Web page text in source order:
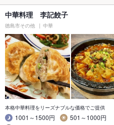
中華料理 李記餃子
徳島市その他 中華
本格中華料理をリーズナブルな価格でご提供
1001～1500円
501～1000円